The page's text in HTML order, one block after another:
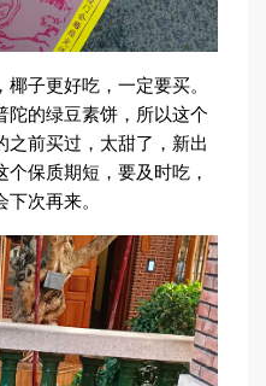
子更好吃，一定要买。
陀的绿豆素饼，所以这个
之前买过，太甜了，新出
保质期短，要及时吃，
次再来。